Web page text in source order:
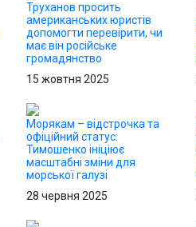
Труханов просить
американських юристів
допомогти перевірити, чи
має він російське
громадянство
15 жовтня 2025
Морякам – відстрочка та
офіційний статус:
Тимошенко ініціює
масштабні зміни для
морської галузі
28 червня 2025